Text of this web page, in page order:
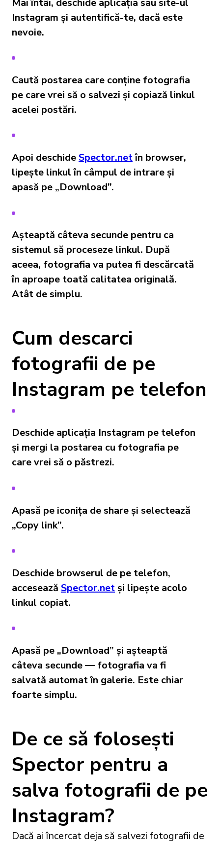
Instagram și autentifică-te, dacă este
nevoie.
Caută postarea care conține fotografia
pe care vrei să o salvezi și copiază linkul
acelei postări.
Apoi deschideSpector.netîn browser,
lipește linkul în câmpul de intrare și
apasă pe „Download”.
Așteaptă câteva secunde pentru ca
sistemul să proceseze linkul. După
aceea, fotografia va putea fi descărcată
în aproape toată calitatea originală.
Atât de simplu.
Cum descarci
fotografii de pe
Instagram pe telefon
Deschide aplicația Instagram pe telefon
și mergi la postarea cu fotografia pe
care vrei să o păstrezi.
Apasă pe iconița de share și selectează
„Copy link”.
Deschide browserul de pe telefon,
accesează Spector.net și lipește acolo
linkul copiat.
Apasă pe „Download” și așteaptă
câteva secunde — fotografia va fi
salvată automat în galerie. Este chiar
foarte simplu.
De ce să folosești
Spector pentru a
salva fotografii de pe
Instagram?
Dacă ai încercat deja să salvezi fotografii de